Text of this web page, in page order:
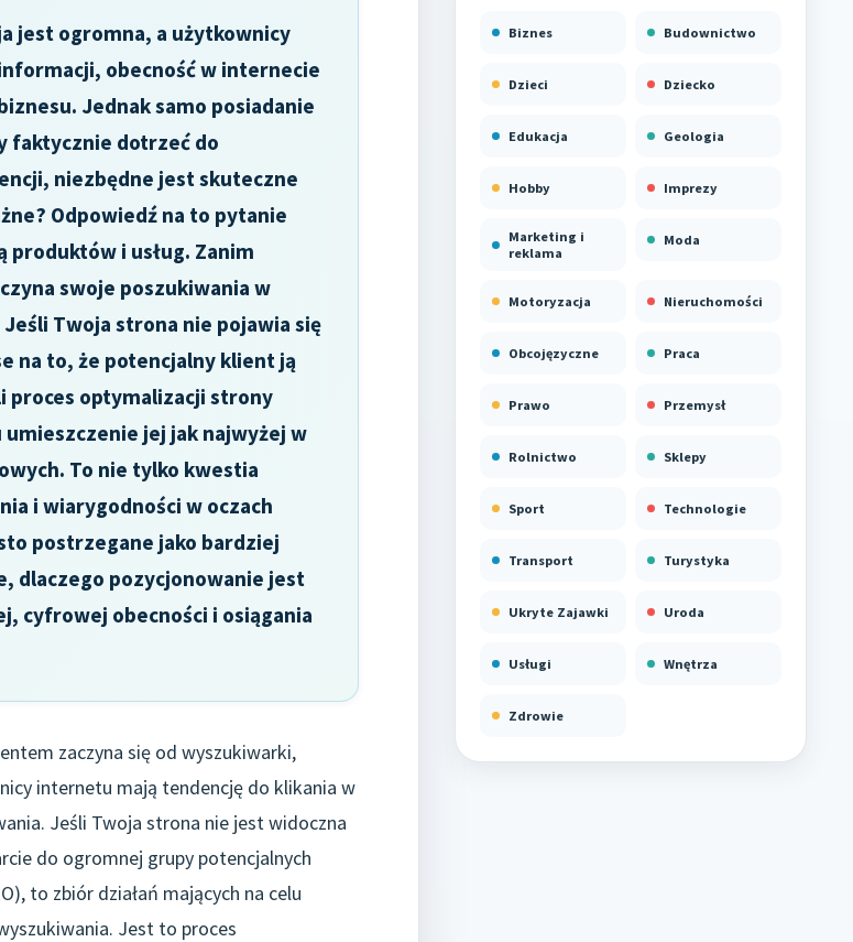
jest ogromna, a użytkownicy
obecność w internecie
Jednak samo posiadanie
faktycznie dotrzeć do
niezbędne jest skuteczne
Odpowiedź na to pytanie
produktów i usług. Zanim
swoje poszukiwania w
Twoja strona nie pojawia się
na to, że potencjalny klient ją
proces optymalizacji strony
jej jak najwyżej w
To nie tylko kwestia
i wiarygodności w oczach
postrzegane jako bardziej
dlaczego pozycjonowanie jest
cyfrowej obecności i osiągania
zaczyna się od wyszukiwarki,
internetu mają tendencję do klikania w
Jeśli Twoja strona nie jest widoczna
do ogromnej grupy potencjalnych
to zbiór działań mających na celu
Jest to proces
Biznes Budownictwo
Dzieci Dziecko
Edukacja Geologia
Hobby Imprezy
Marketing i
reklama
Moda
Motoryzacja Nieruchomości
Obcojęzyczne Praca
Prawo Przemysł
Rolnictwo Sklepy
Sport Technologie
Transport Turystyka
Ukryte Zajawki Uroda
Usługi Wnętrza
Zdrowie